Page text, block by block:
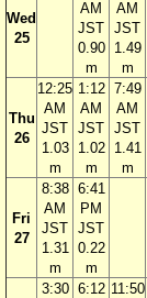
Wed
25
AM
JST
0.90
m
AM
JST
1.49
m
Thu
26
12:25
AM
JST
1.03
m
1:12
AM
JST
1.02
m
7:49
AM
JST
1.41
m
Fri
27
8:38
AM
JST
1.31
m
6:41
PM
JST
0.22
m
3:30 6:12 11:50